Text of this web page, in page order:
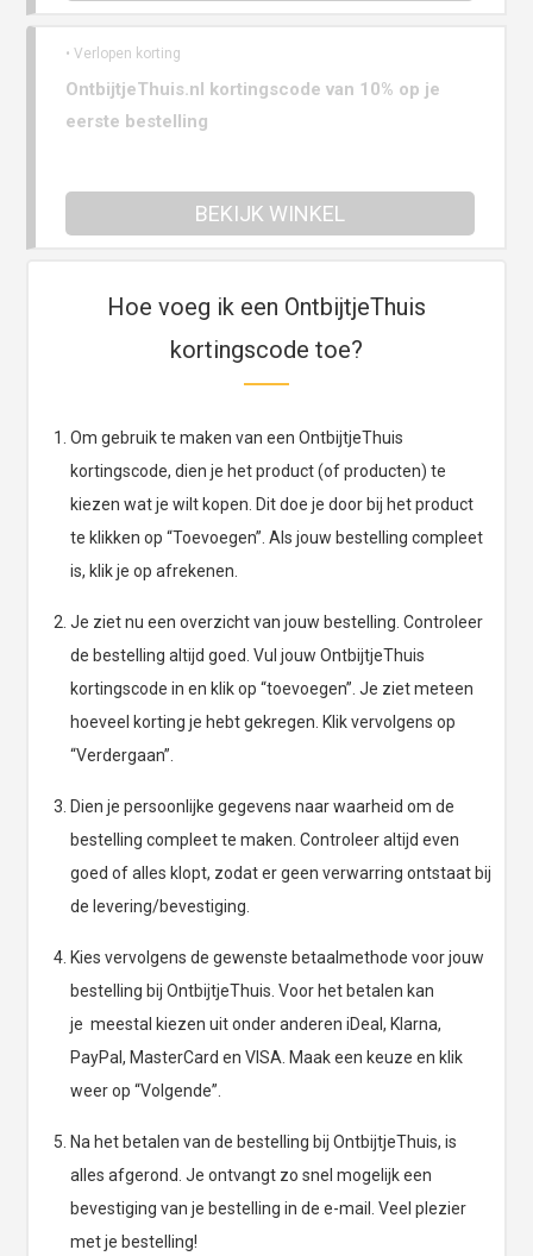
• Verlopen korting
OntbijtjeThuis.nl kortingscode van 10% op je
eerste bestelling
BEKIJK WINKEL
Hoe voeg ik een OntbijtjeThuis
kortingscode toe?
Om gebruik te maken van een OntbijtjeThuis
kortingscode, dien je het product (of producten) te
kiezen wat je wilt kopen. Dit doe je door bij het product
te klikken op “Toevoegen”. Als jouw bestelling compleet
is, klik je op afrekenen.
Je ziet nu een overzicht van jouw bestelling. Controleer
de bestelling altijd goed. Vul jouw OntbijtjeThuis
kortingscode in en klik op “toevoegen”. Je ziet meteen
hoeveel korting je hebt gekregen. Klik vervolgens op
“Verdergaan”.
Dien je persoonlijke gegevens naar waarheid om de
bestelling compleet te maken. Controleer altijd even
goed of alles klopt, zodat er geen verwarring ontstaat bij
de levering/bevestiging.
Kies vervolgens de gewenste betaalmethode voor jouw
bestelling bij OntbijtjeThuis. Voor het betalen kan
je meestal kiezen uit onder anderen iDeal, Klarna,
PayPal, MasterCard en VISA. Maak een keuze en klik
weer op “Volgende”.
Na het betalen van de bestelling bij OntbijtjeThuis, is
alles afgerond. Je ontvangt zo snel mogelijk een
bevestiging van je bestelling in de e-mail. Veel plezier
met je bestelling!